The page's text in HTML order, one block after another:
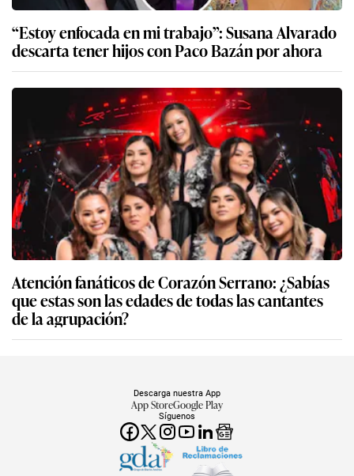
“Estoy enfocada en mi trabajo”: Susana Alvarado
descarta tener hijos con Paco Bazán por ahora
Atención fanáticos de Corazón Serrano: ¿Sabías
que estas son las edades de todas las cantantes
de la agrupación?
Síguenos
Descarga nuestra App
App StoreGoogle Play